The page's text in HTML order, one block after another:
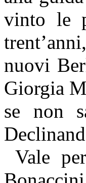
vinto le
nuovi
Giorgia
se non
Vale